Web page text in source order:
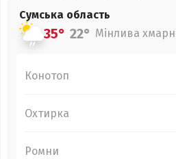
Сумська область
35° 22° Мінлива
Конотоп
Охтирка
Ромни